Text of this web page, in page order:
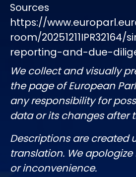
Sources
https://
room/
reporting-and-due-
We collect and visually
the page of European
any responsibility for
data or its changes after
Descriptions are created
translation. We
or inconvenience.